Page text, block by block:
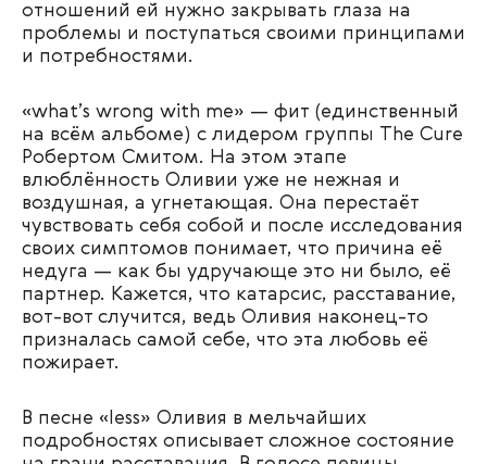
отношений ей нужно закрывать глаза на
проблемы и поступаться своими принципами
и потребностями.
«what’s wrong with me» — фит (единственный
на всём альбоме) с лидером группы The Cure
Робертом Смитом. На этом этапе
влюблённость Оливии уже не нежная и
воздушная, а угнетающая. Она перестаёт
чувствовать себя собой и после исследования
своих симптомов понимает, что причина её
недуга — как бы удручающе это ни было, её
партнер. Кажется, что катарсис, расставание,
вот-вот случится, ведь Оливия наконец-то
призналась самой себе, что эта любовь её
пожирает.
В песне «less» Оливия в мельчайших
подробностях описывает сложное состояние